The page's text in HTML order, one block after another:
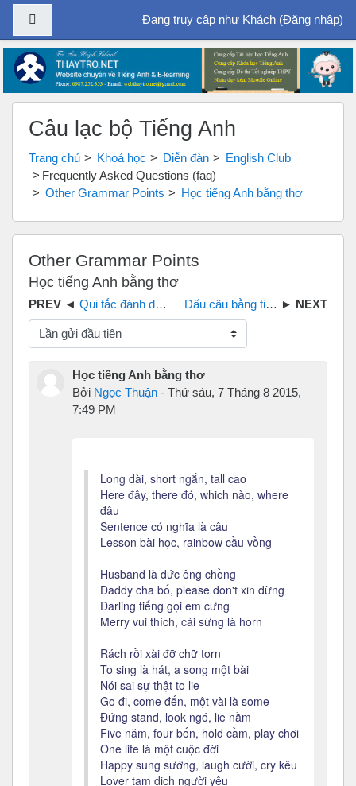
Chuyển tới nội dung chính
Bảng điều khiển cạnhĐang truy cập như Khách (Đăng nhập)
Câu lạc bộ Tiếng Anh
Trang chủ Khoá học Diễn đàn
English Club
Frequently Asked Questions (faq)
Other Grammar Points
Học tiếng Anh bằng thơ
Other Grammar Points
Học tiếng Anh bằng thơ
Qui tắc đánh dấu trọng âm - Rules of stress Dấu câu bằng tiếng Anh
Chế độ hiển thị
Học tiếng Anh bằng thơ
Bởi Ngọc Thuận - Thứ sáu, 7 Tháng 8 2015,
7:49 PM
Long dài, short ngắn, tall cao
Here đây, there đó, which nào, where
đâu
Sentence có nghĩa là câu
Lesson bài học, rainbow cầu vồng
Husband là đức ông chồng
Daddy cha bố, please don't xin đừng
Darling tiếng gọi em cưng
Merry vui thích, cái sừng là horn
Rách rồi xài đỡ chữ torn
To sing là hát, a song một bài
Nói sai sự thật to lie
Go đi, come đến, một vài là some
Đứng stand, look ngó, lie nằm
Five năm, four bốn, hold cầm, play chơi
One life là một cuộc đời
Happy sung sướng, laugh cười, cry kêu
Lover tạm dịch người yêu